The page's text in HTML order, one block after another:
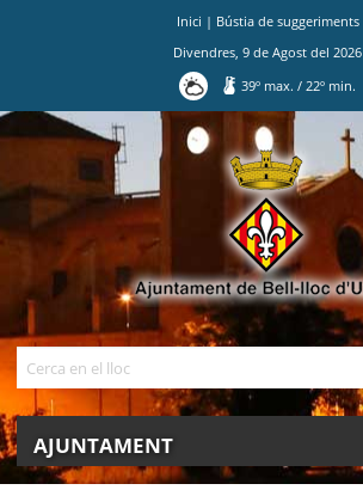
Inici | Bústia de suggeriments
Divendres 9 de Agost del 2026
39º max./ 22º min.
AJUNTAMENT